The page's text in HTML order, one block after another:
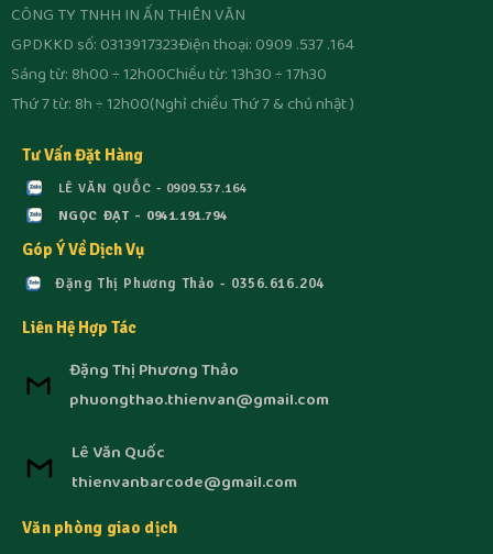
CÔNG TY TNHH IN ẤN THIÊN VĂN
GPDKKD số: 0313917323Điện thoại: 0909 .537 .164
Sáng từ: 8h00 ÷ 12h00Chiều từ: 13h30 ÷ 17h30
Thứ 7 từ: 8h ÷ 12h00(Nghỉ chiều Thứ 7 & chủ nhật )
Tư Vấn Đặt Hàng
LÊ VĂN QUỐC - 0909.537.164
NGỌC ĐẠT - 0941.191.794
Góp Ý Về Dịch Vụ
Đặng Thị Phương Thảo - 0356.616.204
Liên Hệ Hợp Tác
Đặng Thị Phương Thảo
phuongthao.thienvan@gmail.com
Lê Văn Quốc
thienvanbarcode@gmail.com
Văn phòng giao dịch